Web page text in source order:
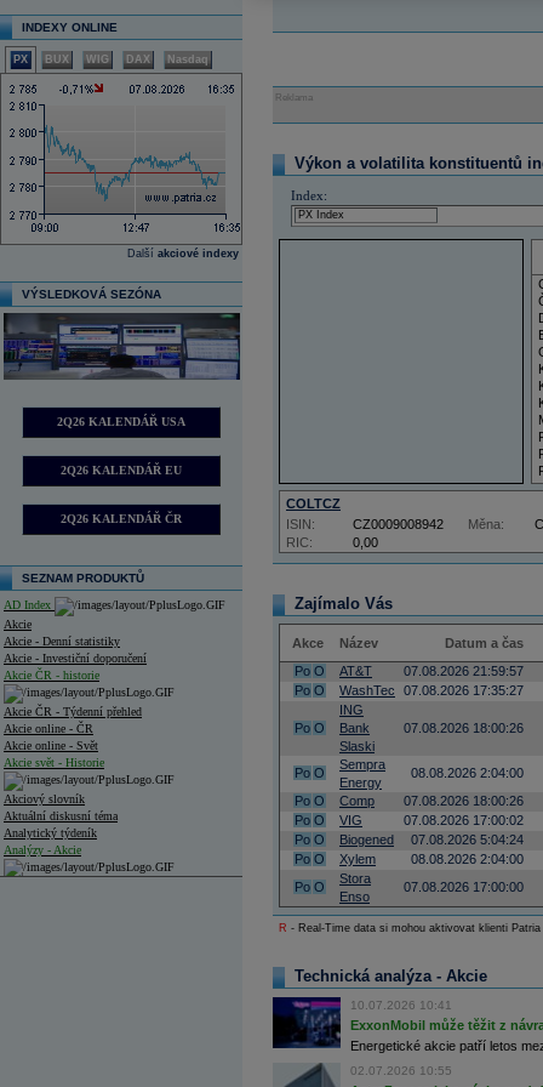
INDEXY ONLINE
PX BUX WIG DAX Nasdaq
Další akciové indexy
VÝSLEDKOVÁ SEZÓNA
2Q26 KALENDÁŘ USA
2Q26 KALENDÁŘ EU
2Q26 KALENDÁŘ ČR
SEZNAM PRODUKTŮ
AD Index
Akcie
Akcie - Denní statistiky
Akcie - Investiční doporučení
Akcie ČR - historie
Akcie ČR - Týdenní přehled
Akcie online - ČR
Akcie online - Svět
Akcie svět - Historie
Akciový slovník
Aktuální diskusní téma
Analytický týdeník
Analýzy - Akcie
Reklama
Výkon a volatilita konstituentů
Index:
COLTCZ
RIC: 0,00
ISIN: CZ0009008942 Měna:
Zajímalo Vás
Akce Název
Datum a čas
Po O AT&T
07.08.2026 21:59:57
Po O WashTec 07.08.2026 17:35:27
Po O
ING
Bank
Slaski
07.08.2026 18:00:26
Po O
Sempra
Energy
08.08.2026 2:04:00
Po O Comp
07.08.2026 18:00:26
Po O VIG
07.08.2026 17:00:02
Po O Biogened
07.08.2026 5:04:24
Po O Xylem
08.08.2026 2:04:00
Po O
Stora
Enso
07.08.2026 17:00:00
R - Real-Time data si mohou aktivovat klienti
Technická analýza - Akcie
10.07.2026 10:41
ExxonMobil může těžit z
Energetické akcie patří letos
02.07.2026 10:55